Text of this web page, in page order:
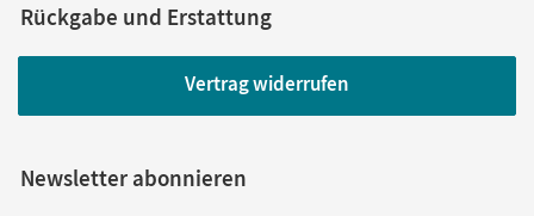
Rückgabe und Erstattung
Vertrag widerrufen
Newsletter abonnieren